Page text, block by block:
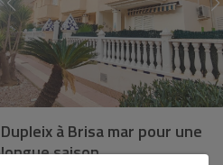
Dupleix à Brisa mar pour une
longue saison